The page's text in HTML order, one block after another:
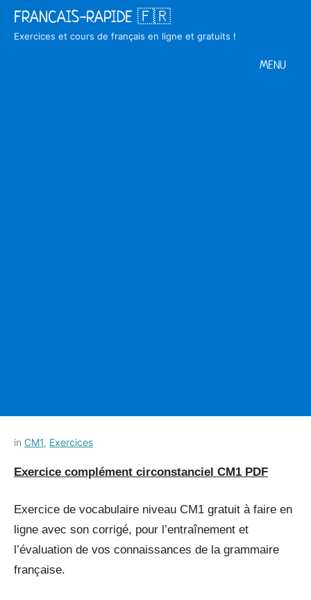
SkipFRANCAIS-RAPIDE 🇫🇷
Exercices et cours de français en ligne et gratuits !
MENU
Posted
11
2021
by
rapide
in CM1, Exercices
Exercice complément circonstanciel CM1 PDF
Exercice de vocabulaire niveau CM1 gratuit à faire en
ligne avec son corrigé, pour l’entraînement et
l’évaluation de vos connaissances de la grammaire
française.